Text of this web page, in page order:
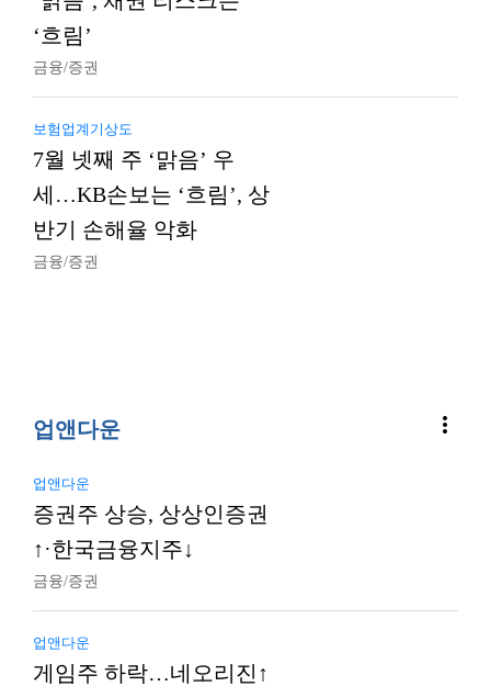
‘흐림’
금융/증권
보험업계기상도
7월 넷째 주 ‘맑음’ 우
세…KB손보는 ‘흐림’, 상
반기 손해율 악화
금융/증권
업앤다운 more_vert
업앤다운
증권주 상승, 상상인증권
↑·한국금융지주↓
금융/증권
업앤다운
게임주 하락…네오리진↑